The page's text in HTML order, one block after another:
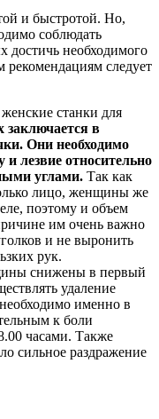
и быстротой. Но,
соблюдать
достичь необходимого
рекомендациям следует
станки для
заключается в
Они необходимо
лезвие относительно
углами. Так как
лицо, женщины же
поэтому и объем
им очень важно
и не выронить
рук.
снижены в первый
удаление
именно в
к боли
часами. Также
сильное раздражение